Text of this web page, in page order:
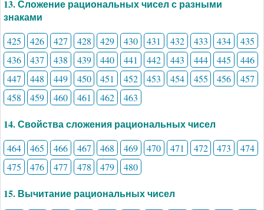
13. Сложение рациональных чисел с разными
знаками
425 426 427 428 429 430 431 432 433 434
435
436
437 438 439 440 441 442 443 444 445
446
447
448 449 450 451 452 453 454 455 456
457
458
459 460 461 462 463
14. Свойства сложения рациональных чисел
464 465 466 467 468 469 470 471 472 473
474
475
476 477 478 479 480
15. Вычитание рациональных чисел